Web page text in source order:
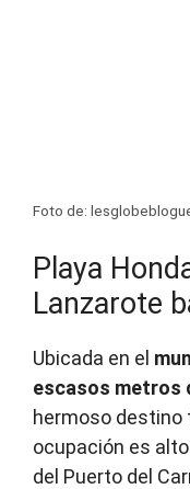
Foto de:
Playa
Lanzarote
Ubicada en el
escasos metros
hermoso destino
ocupación es
del Puerto del